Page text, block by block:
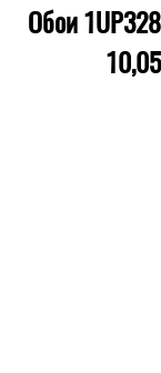
Обои